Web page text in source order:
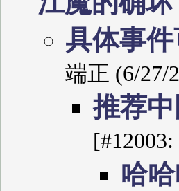
具体事
端正 (6/27/
推荐
哈